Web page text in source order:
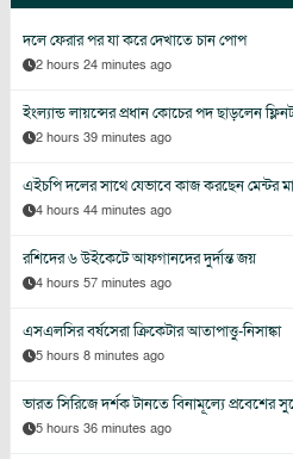
দলে ফেরার পর যা করে দেখাতে চান পোপ
2 hours 24 minutes ago
ইংল্যান্ড লায়ন্সের প্রধান কোচের পদ ছাড়লেন
2 hours 39 minutes ago
এইচপি দলের সাথে যেভাবে কাজ করছেন মেন্টর
4 hours 44 minutes ago
রশিদের ৬ উইকেটে আফগানদের দুর্দান্ত জয়
4 hours 57 minutes ago
এসএলসির বর্ষসেরা ক্রিকেটার আতাপাত্তু-নিসাঙ্কা
5 hours 8 minutes ago
ভারত সিরিজে দর্শক টানতে বিনামূল্যে প্রবেশের
5 hours 36 minutes ago